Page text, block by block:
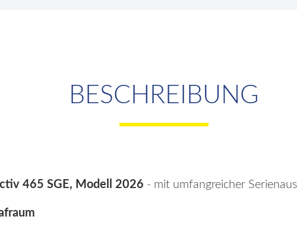
BESCHREIBUNG
465 SGE, Modell 2026 - mit umfangreicher